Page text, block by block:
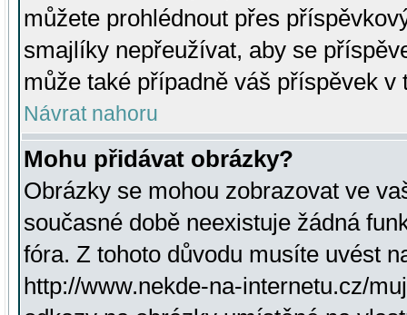
můžete prohlédnout přes
smajlíky nepřeužívat, aby se
může také případně váš příspěvek v
Návrat nahoru
Mohu přidávat obrázky?
Obrázky se mohou zobrazovat ve
současné době neexistuje žádná
fóra. Z tohoto důvodu musíte uvést
http://www.nekde-na-internetu.cz/